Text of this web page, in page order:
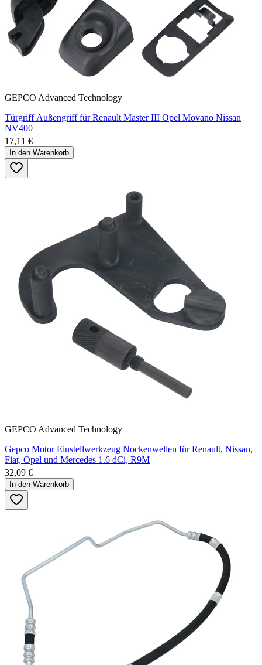
GEPCO Advanced Technology
Türgriff Außengriff für Renault Master III Opel Movano Nissan
NV400
17,11 €
In den Warenkorb
GEPCO Advanced Technology
Gepco Motor Einstellwerkzeug Nockenwellen für Renault, Nissan,
Fiat, Opel und Mercedes 1.6 dCi, R9M
32,09 €
In den Warenkorb